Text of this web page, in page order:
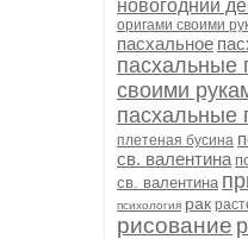
новогодний
оригами своими
пасхальное
пасхальные
своими
пасхальные
плетеная бусина
св. валентина
св. валентина
психология рак
рисование